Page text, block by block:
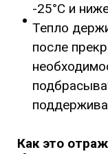
-25°C и
Тепло
после
Как это